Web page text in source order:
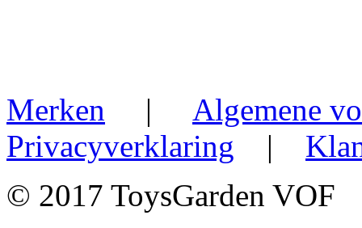
Merken | Algemene
Privacyverklaring |
© 2017 ToysGarden VOF